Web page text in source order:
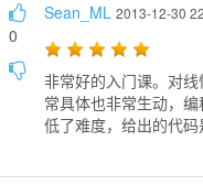
0
Sean_ML 2013-12-30
非常好的入门课。对
常具体也非常生动，
低了难度，给出的代码